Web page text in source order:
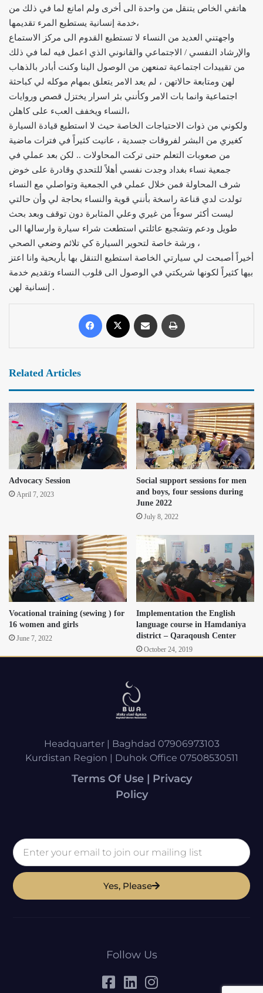
هاتفي الخاص يتنقل من واحدة الى أخرى ولم امانع لما في ذلك من
خدمة إنسانية يستطيع المرء تقديمها،
واجهتني العديد من النساء لا تستطيع القدوم الى مركز الاستماع
والإرشاد النفسي / الاجتماعي والقانوني الذي اعمل فيه لما في ذلك
من تقييدات اجتماعية تمنعهن من الوصول الينا وكنت أبادر بالذهاب
لهن ومتابعة حالاتهن ، لم يعد الامر يتعلق بمهام موكله لي كباحثة
اجتماعية وانما بات الامر وكأنني بئر اسرار يختزل قصص وروايات
النساء ويخفف العبء على كاهلن،
ولكوني من ذوات الاحتياجات الخاصة حيث لا استطيع قيادة السيارة
كغيري من البشر لفروقات جسدية ، عانيت كثيراً في فترات ماضية
من صعوبات التعلم حتى تركت المحاولات .. لكن بعد عملي في
جمعية نساء بغداد وجدت نفسي أهلاً للتحدي وقادرة على خوض
شرف المحاولة فمن خلال عملي في الجمعية وتواصلي مع النساء
تولدت لدي قناعة راسخة بأنني قوية والنساء بحاجة لي وأن حالتي
ليست أكثر سوءاً من غيري وعلي المثابرة دون توقف وبعد بحث
طويل ودعم وتشجيع عائلتي استطعت شراء سيارة وارسالها الى
ورشة خاصة لتحوير السيارة كي تلائم وضعي الصحي ،
أخيراً أصبحت لي سيارتي الخاصة استطيع التنقل بها بأريحية وانا اعتز
بيها كثيراً لكونها شريكتي في الوصول الى قلوب النساء وتقديم خدمة
إنسانية لهن .
Related Articles
Advocacy Session
April 7, 2023
Social support sessions for men
and boys, four sessions during
June 2022
July 8, 2022
Vocational training (sewing ) for
16 women and girls
June 7, 2022
Implementation the English
language course in Hamdaniya
district – Qaraqoush Center
October 24, 2019
Headquarter | Baghdad 07906973103
Kurdistan Region | Duhok Office 07508530511
Terms Of Use | Privacy
Policy
Yes, Please
Follow Us